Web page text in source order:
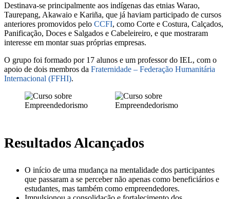
Destinava-se principalmente aos indígenas das etnias Warao,
Taurepang, Akawaio e Kariña, que já haviam participado de cursos
anteriores promovidos pelo CCFI, como Corte e Costura, Calçados,
Panificação, Doces e Salgados e Cabeleireiro, e que mostraram
interesse em montar suas próprias empresas.
O grupo foi formado por 17 alunos e um professor do IEL, com o
apoio de dois membros da Fraternidade – Federação Humanitária
Internacional (FFHI).
Resultados Alcançados
O início de uma mudança na mentalidade dos participantes
que passaram a se perceber não apenas como beneficiários e
estudantes, mas também como empreendedores.